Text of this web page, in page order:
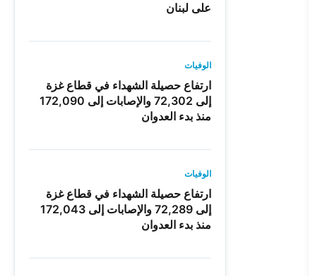
على لبنان
الوفيات
ارتفاع حصيلة الشهداء في قطاع غزة
إلى 72,302 والإصابات إلى 172,090
منذ بدء العدوان
الوفيات
ارتفاع حصيلة الشهداء في قطاع غزة
إلى 72,289 والإصابات إلى 172,043
منذ بدء العدوان